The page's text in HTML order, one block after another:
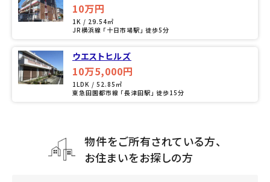
10万円
1K / 29.54㎡
JR横浜線 「十日市場駅」 徒歩5分
ウエストヒルズ
10万5,000円
1LDK / 52.85㎡
東急田園都市線 「長津田駅」 徒歩15分
物件をご所有されている方、
お住まいをお探しの方